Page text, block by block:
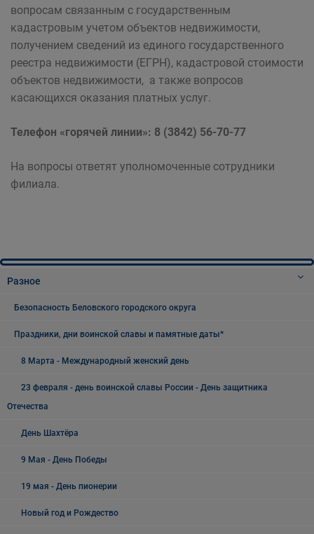
вопросам связанным с государственным
кадастровым учетом объектов недвижимости,
получением сведений из единого государственного
реестра недвижимости (ЕГРН), кадастровой стоимости
объектов недвижимости, а также вопросов
касающихся оказания платных услуг.
Телефон «горячей линии»: 8 (3842) 56-70-77
На вопросы ответят уполномоченные сотрудники
филиала.
Разное
Безопасность Беловского городского округа
Праздники, дни воинской славы и памятные даты*
8 Марта - Международный женский день
23 февраля - день воинской славы России - День защитника
Отечества
День Шахтёра
9 Мая - День Победы
19 мая - День пионерии
Новый год и Рождество